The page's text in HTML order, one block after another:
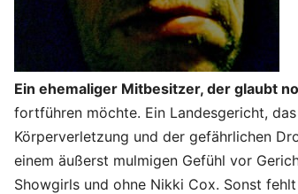
Ein ehemaliger Mitbesitzer, der glaubt
fortführen möchte. Ein Landesgericht,
Körperverletzung und der gefährlichen
einem äußerst mulmigen Gefühl vor
Showgirls und ohne Nikki Cox. Sonst